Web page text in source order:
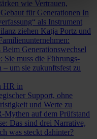
wie Vertrauen,
Gebaut für Generationen In
als Instrument
ziehen Katja Portz und
Beim Generationswechsel
Sie muss die Führungs-
um sie zukunftsfest zu
HR in
Support, ohne
und Werte zu
auf dem Prüfstand
Das sind drei Narrative,
was steckt dahinter?